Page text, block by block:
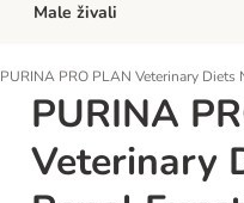
Odprite meni kategorij: Mačke
Male živali
PURINA PRO PLAN Veterinary Diets
PURINA
Veterinary